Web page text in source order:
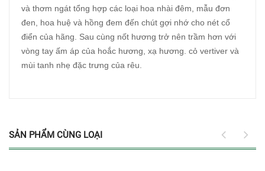
và thơm ngát tổng hợp các loại hoa nhài đêm, mẫu đơn
đen, hoa huệ và hồng đem đến chút gợi nhớ cho nét cổ
điển của hãng. Sau cùng nốt hương trở nên trầm hơn với
vòng tay ấm áp của hoắc hương, xạ hương. cỏ vertiver và
mùi tanh nhẹ đặc trưng của rêu.
SẢN PHẨM CÙNG LOẠI